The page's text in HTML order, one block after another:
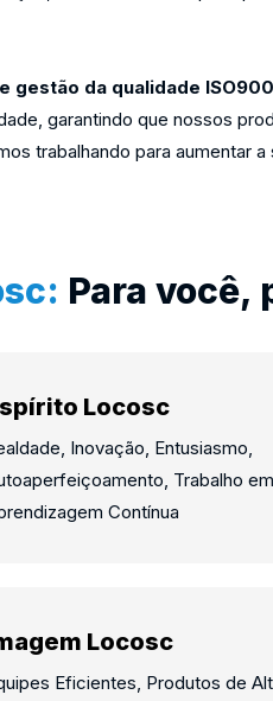
gestão da qualidade
garantindo que nossos
trabalhando para aumentar
Para você,
Locosc
Inovação, Entusiasmo,
Trabalho
Contínua
Locosc
Eficientes, Produtos de